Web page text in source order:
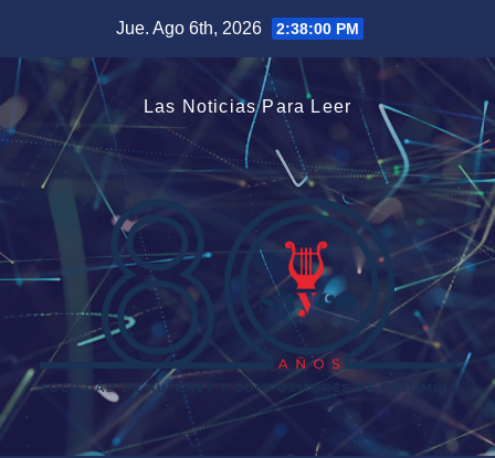
contenido
Jue. Ago 6th, 2026 2:38:01 PM
Las Noticias Para Leer